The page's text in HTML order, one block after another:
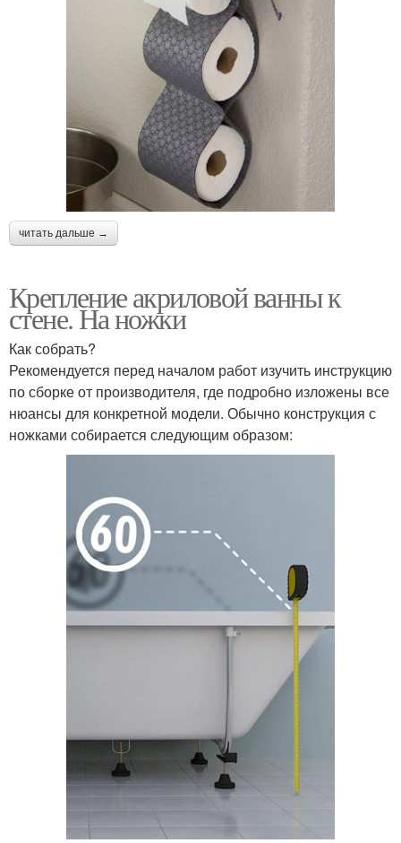
читать дальше →
Крепление акриловой ванны к
стене. На ножки
Как собрать?
Рекомендуется перед началом работ изучить инструкцию
по сборке от производителя, где подробно изложены все
нюансы для конкретной модели. Обычно конструкция с
ножками собирается следующим образом: